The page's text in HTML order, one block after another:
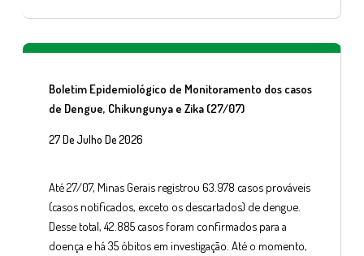
Boletim Epidemiológico de Monitoramento dos casos
de Dengue, Chikungunya e Zika (27/07)
27 De Julho De 2026
Até 27/07, Minas Gerais registrou 63.978 casos prováveis
(casos notificados, exceto os descartados) de dengue.
Desse total, 42.885 casos foram confirmados para a
doença e há 35 óbitos em investigação. Até o momento,